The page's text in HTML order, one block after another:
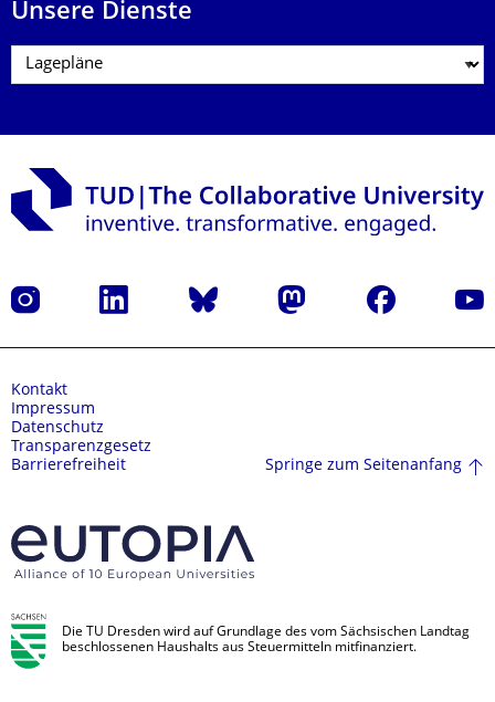
Unsere Dienste
Instagram LinkedIn Bluesky Mastodon Facebook
Kontakt
Impressum
Datenschutz
Transparenzgesetz
Barrierefreiheit
Springe zum Seitenanfang
Die TU Dresden wird auf Grundlage des vom Sächsischen Landtag
beschlossenen Haushalts aus Steuermitteln mitfinanziert.